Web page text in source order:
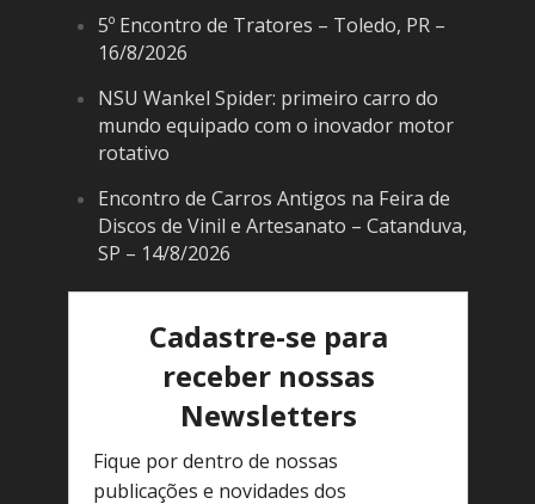
5º Encontro de Tratores – Toledo, PR –
16/8/2026
NSU Wankel Spider: primeiro carro do
mundo equipado com o inovador motor
rotativo
Encontro de Carros Antigos na Feira de
Discos de Vinil e Artesanato – Catanduva,
SP – 14/8/2026